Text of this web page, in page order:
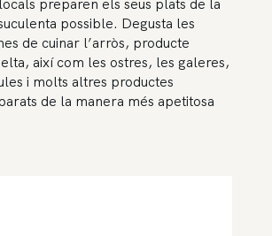
preparen els seus plats de la
possible. Degusta les
de cuinar l’arròs, producte
així com les ostres, les galeres,
i molts altres productes
de la manera més apetitosa